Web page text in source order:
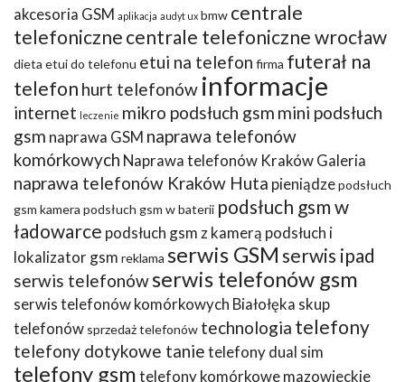
akcesoria GSM aplikacja audyt ux bmw centrale
telefoniczne centrale telefoniczne wrocław
dieta etui do telefonu etui na telefon firma futerał na
telefon hurt telefonów informacje
internet leczenie mikro podsłuch gsm mini podsłuch
gsm naprawa GSM naprawa telefonów
komórkowych Naprawa telefonów Kraków Galeria
naprawa telefonów Kraków Huta pieniądzepodsłuch
gsm kamera podsłuch gsm w baterii podsłuch gsm w
ładowarce podsłuch gsm z kamerą podsłuch i
lokalizator gsm reklama serwis GSM serwis ipad
serwis telefonówserwis telefonów gsm
serwis telefonów komórkowych Białołęka skup
telefonów sprzedaż telefonów technologia telefony
telefony dotykowe tanietelefony dual sim
telefony gsmtelefony komórkowe mazowieckie